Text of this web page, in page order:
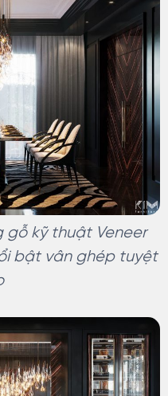
gỗ kỹ thuật Veneer
bật vân ghép tuyệt